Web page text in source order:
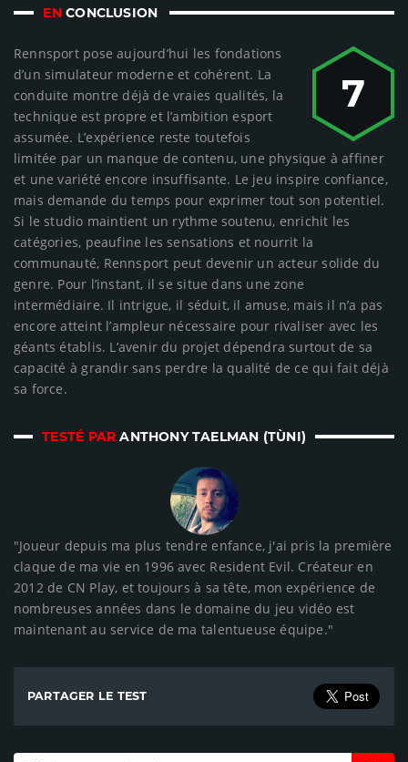
ENCONCLUSION
7
Rennsport pose aujourd’hui les fondations
d’un simulateur moderne et cohérent. La
conduite montre déjà de vraies qualités, la
technique est propre et l’ambition esport
assumée. L’expérience reste toutefois
limitée par un manque de contenu, une physique à affiner
et une variété encore insuffisante. Le jeu inspire confiance,
mais demande du temps pour exprimer tout son potentiel.
Si le studio maintient un rythme soutenu, enrichit les
catégories, peaufine les sensations et nourrit la
communauté, Rennsport peut devenir un acteur solide du
genre. Pour l’instant, il se situe dans une zone
intermédiaire. Il intrigue, il séduit, il amuse, mais il n’a pas
encore atteint l’ampleur nécessaire pour rivaliser avec les
géants établis. L’avenir du projet dépendra surtout de sa
capacité à grandir sans perdre la qualité de ce qui fait déjà
sa force.
TESTÉ PARANTHONY TAELMAN (TÙNI)
"Joueur depuis ma plus tendre enfance, j'ai pris la première
claque de ma vie en 1996 avec Resident Evil. Créateur en
2012 de CN Play, et toujours à sa tête, mon expérience de
nombreuses années dans le domaine du jeu vidéo est
maintenant au service de ma talentueuse équipe."
PARTAGER LE TEST